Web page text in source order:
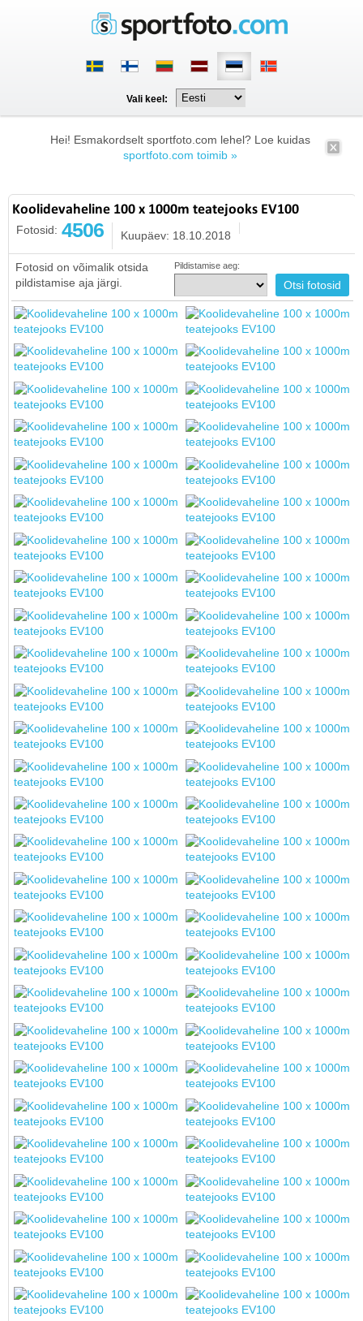
Vali keel:
Hei! Esmakordselt sportfoto.com lehel? Loe kuidas
sportfoto.com toimib »
Koolidevaheline 100 x 1000m teatejooks EV100
Fotosid: 4506 Kuupäev: 18.10.2018
Fotosid on võimalik otsida
pildistamise aja järgi.
Pildistamise aeg: